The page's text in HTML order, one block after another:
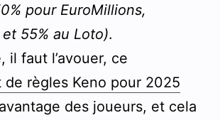
pour EuroMillions,
55% au Loto).
il faut l’avouer, ce
de règles Keno pour 2025
des joueurs, et cela